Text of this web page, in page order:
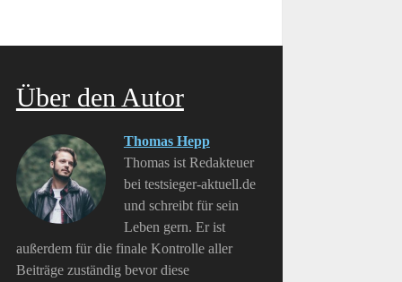
Über den Autor
Thomas Hepp
Thomas ist Redakteuer
bei testsieger-aktuell.de
und schreibt für sein
Leben gern. Er ist
außerdem für die finale Kontrolle aller
Beiträge zuständig bevor diese